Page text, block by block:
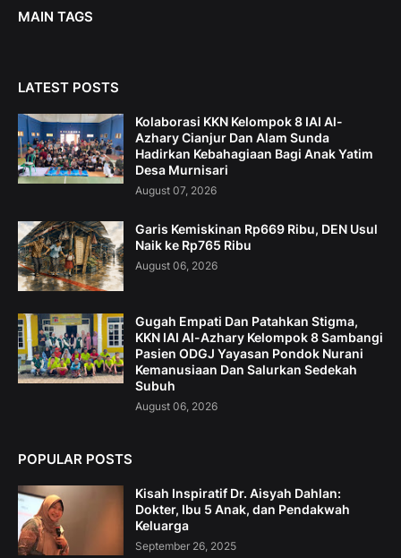
MAIN TAGS
LATEST POSTS
Kolaborasi KKN Kelompok 8 IAI Al-
Azhary Cianjur Dan Alam Sunda
Hadirkan Kebahagiaan Bagi Anak Yatim
Desa Murnisari
August 07, 2026
Garis Kemiskinan Rp669 Ribu, DEN Usul
Naik ke Rp765 Ribu
August 06, 2026
Gugah Empati Dan Patahkan Stigma,
KKN IAI Al-Azhary Kelompok 8 Sambangi
Pasien ODGJ Yayasan Pondok Nurani
Kemanusiaan Dan Salurkan Sedekah
Subuh
August 06, 2026
POPULAR POSTS
Kisah Inspiratif Dr. Aisyah Dahlan:
Dokter, Ibu 5 Anak, dan Pendakwah
Keluarga
September 26, 2025